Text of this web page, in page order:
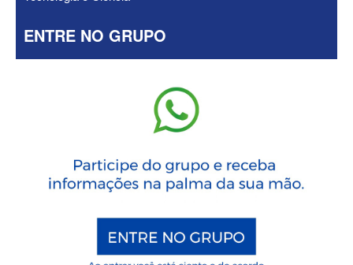
ENTRE NO GRUPO